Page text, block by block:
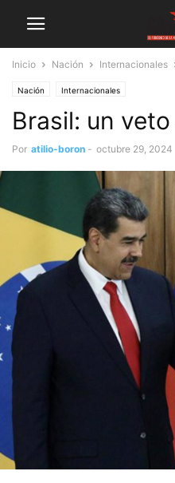
Inicio Nación Internacionales
Nación Internacionales
Brasil: un
Por atilio-boron - octubre 29, 2024